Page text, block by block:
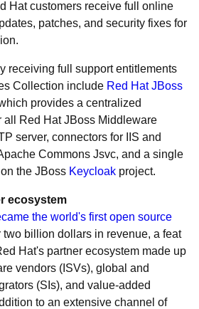
Hat customers receive full online
patches, and security fixes for
receiving full support entitlements
Collection include Red Hat JBoss
provides a centralized
all Red Hat JBoss Middleware
server, connectors for IIS and
Commons Jsvc, and a single
the JBoss Keycloak project.
ecosystem
the world's first open source
two billion dollars in revenue, a feat
Hat's partner ecosystem made up
vendors (ISVs), global and
(SIs), and value-added
to an extensive channel of